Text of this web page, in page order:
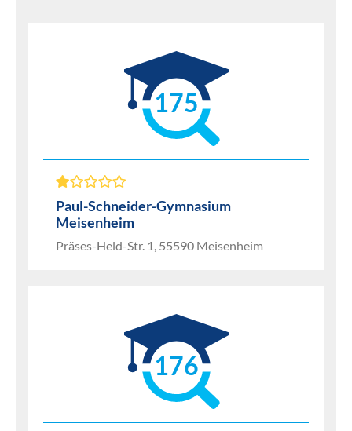
175
Paul-Schneider-Gymnasium
Meisenheim
Präses-Held-Str. 1, 55590 Meisenheim
176